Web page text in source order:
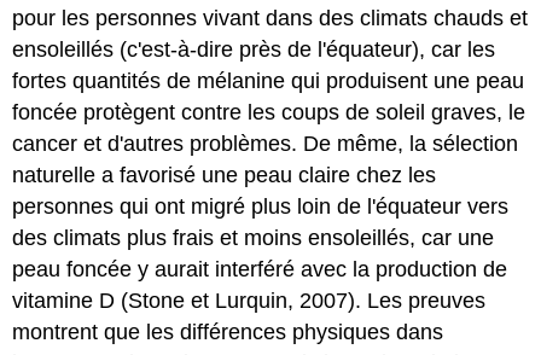
pour les personnes vivant dans des climats chauds et
ensoleillés (c'est-à-dire près de l'équateur), car les
fortes quantités de mélanine qui produisent une peau
foncée protègent contre les coups de soleil graves, le
cancer et d'autres problèmes. De même, la sélection
naturelle a favorisé une peau claire chez les
personnes qui ont migré plus loin de l'équateur vers
des climats plus frais et moins ensoleillés, car une
peau foncée y aurait interféré avec la production de
vitamine D (Stone et Lurquin, 2007). Les preuves
montrent que les différences physiques dans